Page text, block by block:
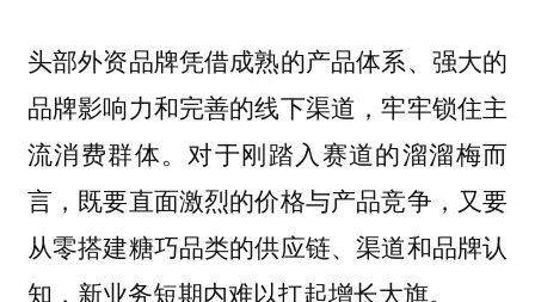
头部外资品牌凭借成熟的产品体系、强大的
品牌影响力和完善的线下渠道，牢牢锁住主
流消费群体。对于刚踏入赛道的溜溜梅而
言，既要直面激烈的价格与产品竞争，又要
从零搭建糖巧品类的供应链、渠道和品牌认
知，新业务短期内难以扛起增长大旗。